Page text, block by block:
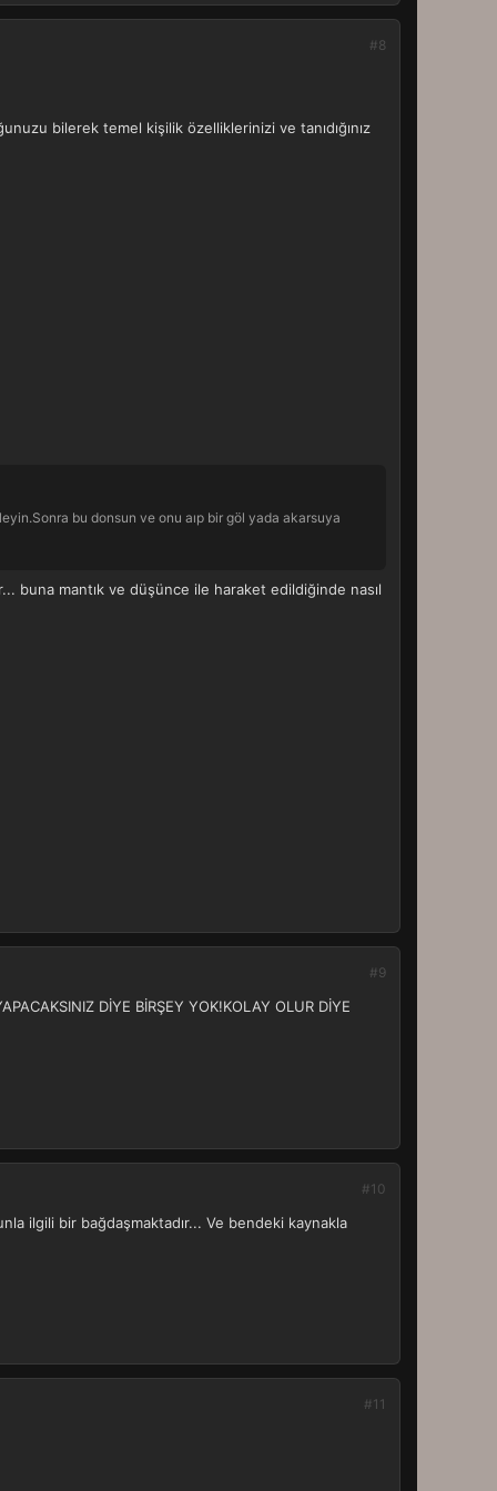
#8
bilerek temel kişilik özelliklerinizi ve tanıdığınız
bu donsun ve onu aıp bir göl yada akarsuya
buna mantık ve düşünce ile haraket edildiğinde nasıl
#9
DİYE BİRŞEY YOK!KOLAY OLUR DİYE
#10
ilgili bir bağdaşmaktadır... Ve bendeki kaynakla
#11